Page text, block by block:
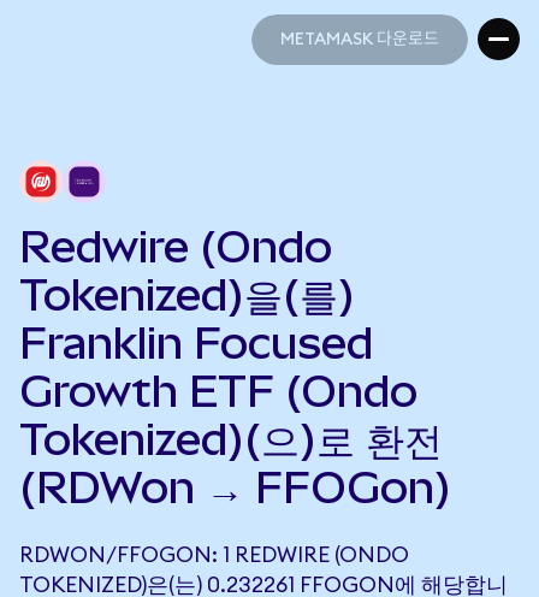
METAMASK 다운로드
Redwire (Ondo
Tokenized)을(를)
Franklin Focused
Growth ETF (Ondo
Tokenized)(으)로 환전
(RDWon → FFOGon)
RDWON/FFOGON: 1 REDWIRE (ONDO
TOKENIZED)은(는) 0.232261 FFOGON에 해당합니